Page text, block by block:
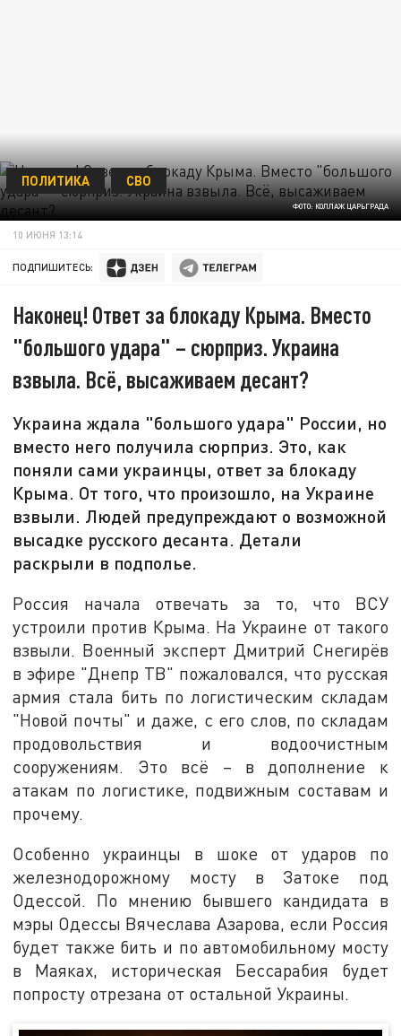
ФОТО: КОЛЛАЖ ЦАРЬГРАДА
ПОЛИТИКА СВО
10 ИЮНЯ 13:14
ПОДПИШИТЕСЬ:
Наконец! Ответ за блокаду Крыма. Вместо
"большого удара" – сюрприз. Украина
взвыла. Всё, высаживаем десант?
Украина ждала "большого удара" России, но
вместо него получила сюрприз. Это, как
поняли сами украинцы, ответ за блокаду
Крыма. От того, что произошло, на Украине
взвыли. Людей предупреждают о возможной
высадке русского десанта. Детали
раскрыли в подполье.
Россия начала отвечать за то, что ВСУ
устроили против Крыма. На Украине от такого
взвыли. Военный эксперт Дмитрий Снегирёв
в эфире "Днепр ТВ" пожаловался, что русская
армия стала бить по логистическим складам
"Новой почты" и даже, с его слов, по складам
продовольствия и водоочистным
сооружениям. Это всё – в дополнение к
атакам по логистике, подвижным составам и
прочему.
Особенно украинцы в шоке от ударов по
железнодорожному мосту в Затоке под
Одессой. По мнению бывшего кандидата в
мэры Одессы Вячеслава Азарова, если Россия
будет также бить и по автомобильному мосту
в Маяках, историческая Бессарабия будет
попросту отрезана от остальной Украины.